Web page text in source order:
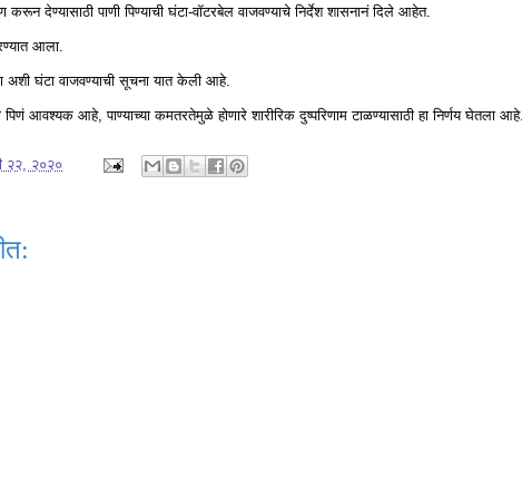
करून देण्यासाठी पाणी पिण्याची घंटा-वॉटरबेल वाजवण्याचे निर्देश शासनानं दिले आहेत.
आला.
अशी घंटा वाजवण्याची सूचना यात केली आहे.
आवश्यक आहे, पाण्याच्या कमतरतेमुळे होणारे शारीरिक दुष्परिणाम टाळण्यासाठी हा निर्णय घेतला आहे.
२२, २०२०